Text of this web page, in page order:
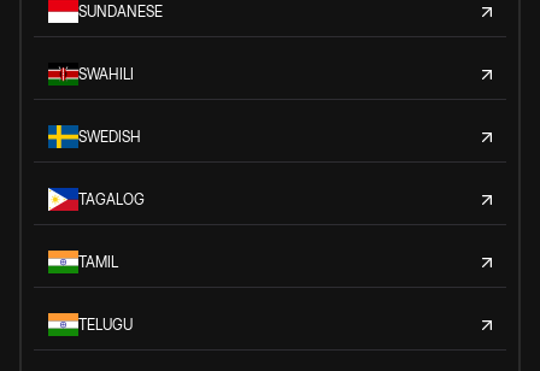
SUNDANESE
SWAHILI
SWEDISH
TAGALOG
TAMIL
TELUGU